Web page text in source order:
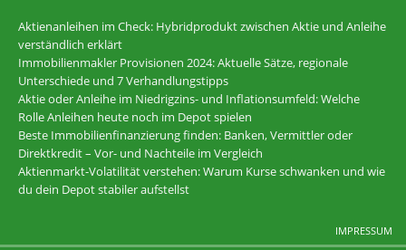
Aktienanleihen im Check: Hybridprodukt zwischen Aktie und Anleihe
verständlich erklärt
Immobilienmakler Provisionen 2024: Aktuelle Sätze, regionale
Unterschiede und 7 Verhandlungstipps
Aktie oder Anleihe im Niedrigzins- und Inflationsumfeld: Welche
Rolle Anleihen heute noch im Depot spielen
Beste Immobilienfinanzierung finden: Banken, Vermittler oder
Direktkredit – Vor- und Nachteile im Vergleich
Aktienmarkt-Volatilität verstehen: Warum Kurse schwanken und wie
du dein Depot stabiler aufstellst
IMPRESSUM